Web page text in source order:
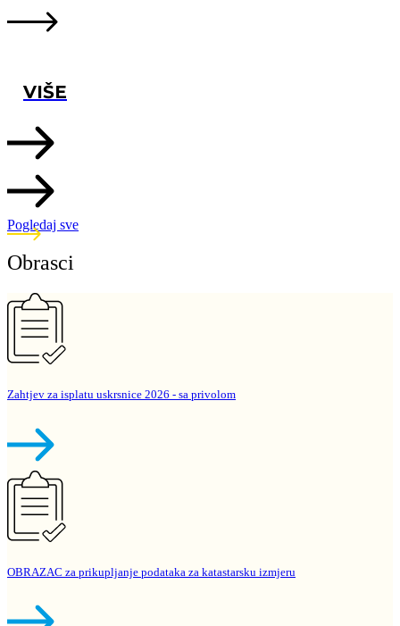
VIŠE
Pogledaj sve
Obrasci
Zahtjev za isplatu uskrsnice 2026 - sa privolom
OBRAZAC za prikupljanje podataka za katastarsku izmjeru